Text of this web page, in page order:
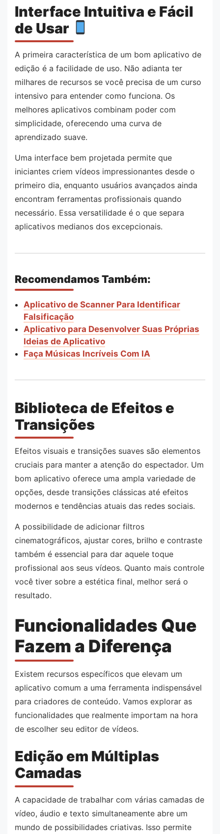
Interface Intuitiva e Fácil
de Usar
A primeira característica de um bom aplicativo de
edição é a facilidade de uso. Não adianta ter
milhares de recursos se você precisa de um curso
intensivo para entender como funciona. Os
melhores aplicativos combinam poder com
simplicidade, oferecendo uma curva de
aprendizado suave.
Uma interface bem projetada permite que
iniciantes criem vídeos impressionantes desde o
primeiro dia, enquanto usuários avançados ainda
encontram ferramentas profissionais quando
necessário. Essa versatilidade é o que separa
aplicativos medianos dos excepcionais.
Recomendamos Também:
Aplicativo de Scanner Para Identificar
Falsificação
Aplicativo para Desenvolver Suas Próprias
Ideias de Aplicativo
Faça Músicas Incríveis Com IA
Biblioteca de Efeitos e
Transições
Efeitos visuais e transições suaves são elementos
cruciais para manter a atenção do espectador. Um
bom aplicativo oferece uma ampla variedade de
opções, desde transições clássicas até efeitos
modernos e tendências atuais das redes sociais.
A possibilidade de adicionar filtros
cinematográficos, ajustar cores, brilho e contraste
também é essencial para dar aquele toque
profissional aos seus vídeos. Quanto mais controle
você tiver sobre a estética final, melhor será o
resultado.
Funcionalidades Que
Fazem a Diferença
Existem recursos específicos que elevam um
aplicativo comum a uma ferramenta indispensável
para criadores de conteúdo. Vamos explorar as
funcionalidades que realmente importam na hora
de escolher seu editor de vídeos.
Edição em Múltiplas
Camadas
A capacidade de trabalhar com várias camadas de
vídeo, áudio e texto simultaneamente abre um
mundo de possibilidades criativas. Isso permite